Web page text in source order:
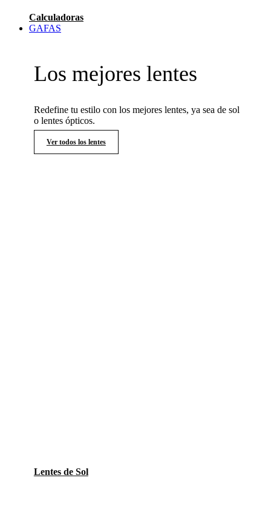
Calculadoras
GAFAS
Los mejores lentes
Redefine tu estilo con los mejores lentes, ya sea de sol
o lentes ópticos.
Ver todos los lentes
Lentes de Sol